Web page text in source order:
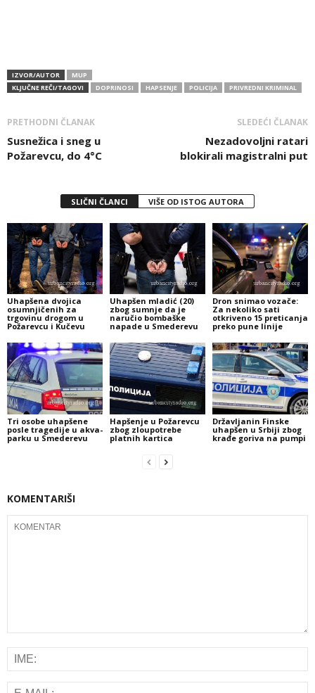
IZVOR/AUTOR
MUP
KLJUČNE REČI/TAGOVI
DOPRINOSI HAPSENJE POLICIJA PRIVREDNI KRIMINAL
PRETHODNI ČLANAK
Susnežica i sneg u
Požarevcu, do 4°C
SLEDEĆI ČLANAK
Nezadovoljni ratari
blokirali magistralni put
SLIČNI ČLANCI VIŠE OD ISTOG AUTORA
Uhapšena dvojica
osumnjičenih za
trgovinu drogom u
Požarevcu i Kučevu
Uhapšen mladić (20)
zbog sumnje da je
naručio bombaške
napade u Smederevu
Dron snimao vozače:
Za nekoliko sati
otkriveno 15 preticanja
preko pune linije
Tri osobe uhapšene
posle tragedije u akva-
parku u Smederevu
Hapšenje u Požarevcu
zbog zloupotrebe
platnih kartica
Državljanin Finske
uhapšen u Srbiji zbog
krađe goriva na pumpi
KOMENTARIŠI